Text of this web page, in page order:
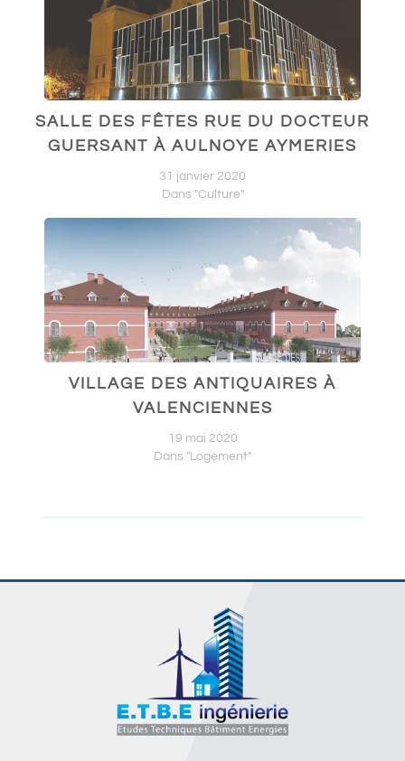
SALLE DES FÊTES RUE DU DOCTEUR
GUERSANT À AULNOYE AYMERIES
31 janvier 2020
Dans "Culture"
VILLAGE DES ANTIQUAIRES À
VALENCIENNES
19 mai 2020
Dans "Logement"